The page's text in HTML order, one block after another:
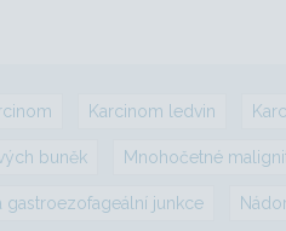
Karcinom ledvin
buněk Mnohočetné
gastroezofageální junkce